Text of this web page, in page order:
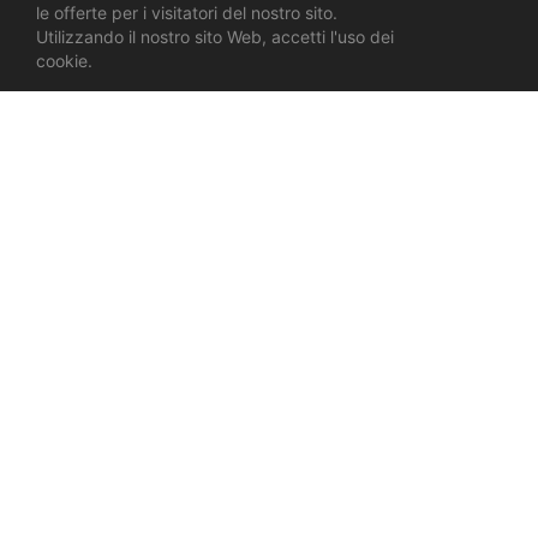
le offerte per i visitatori del nostro sito.
Utilizzando il nostro sito Web, accetti l'uso dei
cookie.